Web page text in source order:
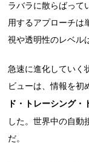
ラバラに散らばって
用するアプローチは
視や透明性のレベル
急速に進化していく
ビューは、情報を初
ド・トレーシング・
した。世界中の自動
だ。